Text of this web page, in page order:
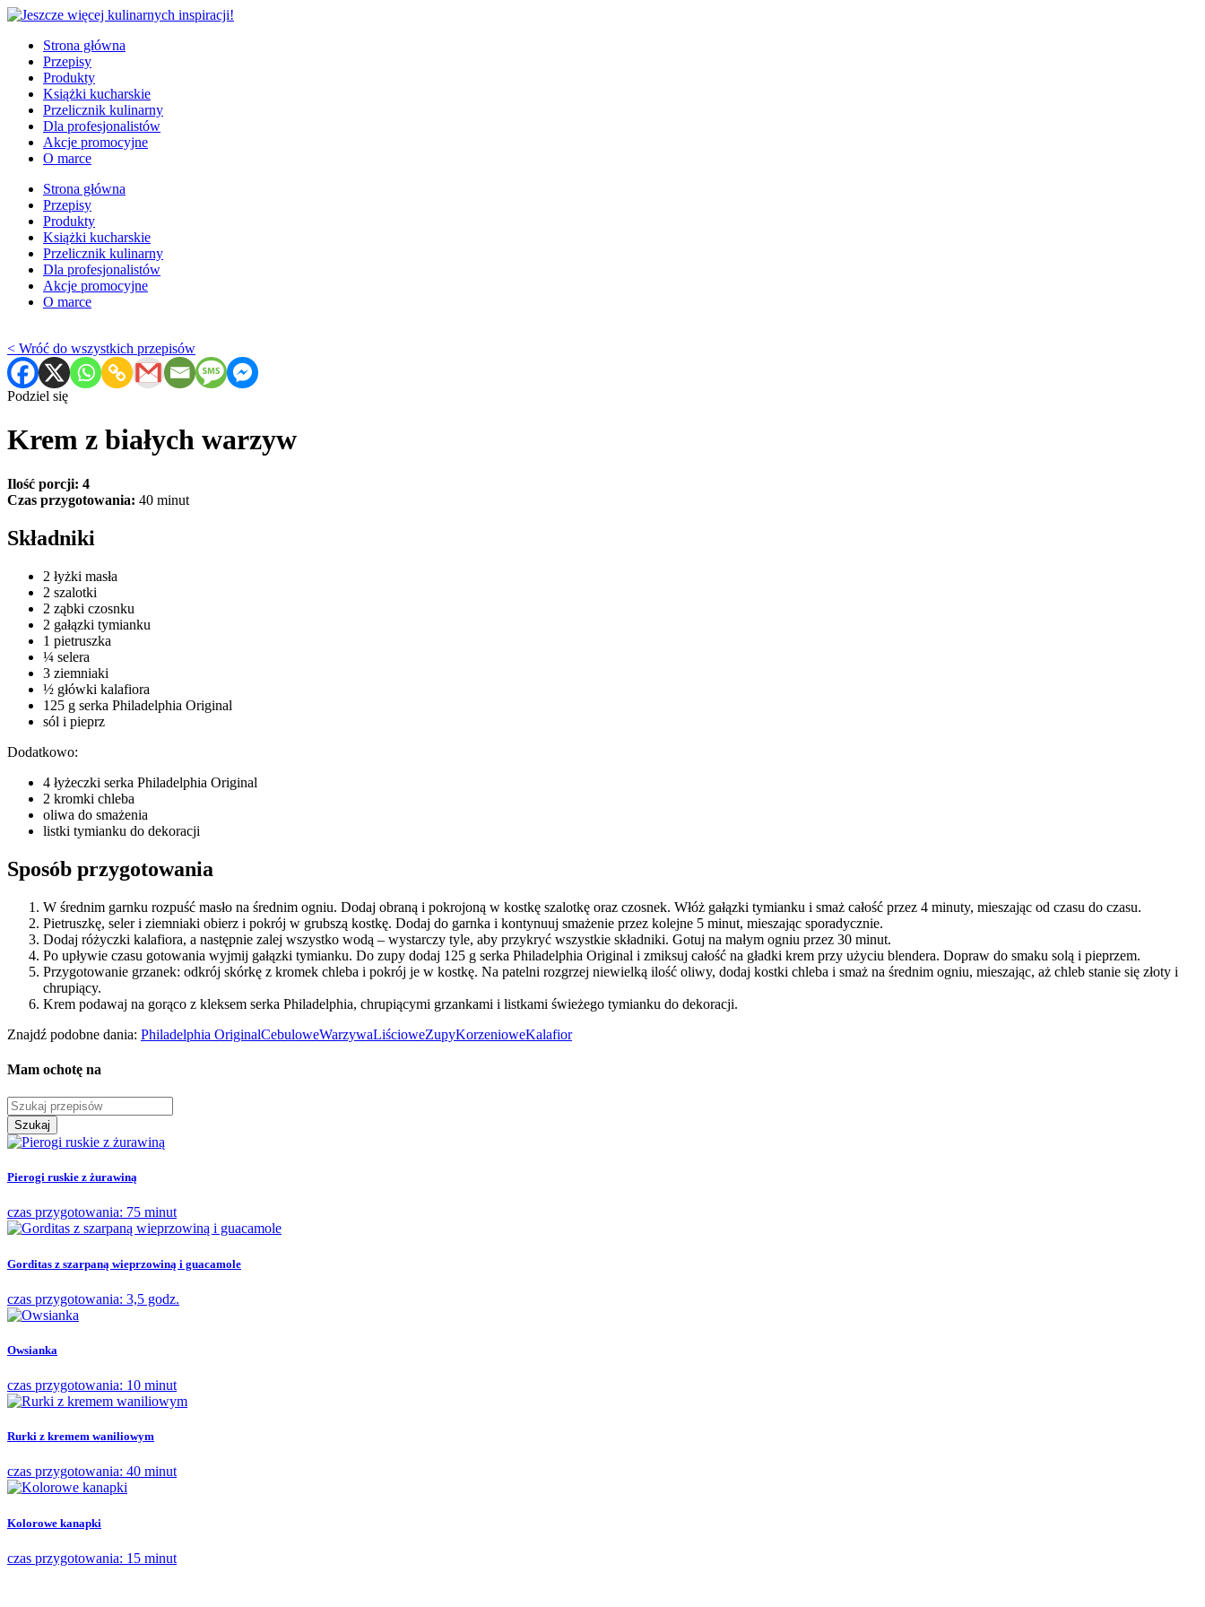
Strona główna
Przepisy
Produkty
Książki kucharskie
Przelicznik kulinarny
Dla profesjonalistów
Akcje promocyjne
O marce
Strona główna
Przepisy
Produkty
Książki kucharskie
Przelicznik kulinarny
Dla profesjonalistów
Akcje promocyjne
O marce
< Wróć do wszystkich przepisów
Podziel się
Krem z białych warzyw
Ilość porcji: 4
Czas przygotowania: 40 minut
Składniki
2 łyżki masła
2 szalotki
2 ząbki czosnku
2 gałązki tymianku
1 pietruszka
¼ selera
3 ziemniaki
½ główki kalafiora
125 g serka Philadelphia Original
sól i pieprz
Dodatkowo:
4 łyżeczki serka Philadelphia Original
2 kromki chleba
oliwa do smażenia
listki tymianku do dekoracji
Sposób przygotowania
W średnim garnku rozpuść masło na średnim ogniu. Dodaj obraną i pokrojoną w kostkę szalotkę oraz czosnek. Włóż gałązki tymianku i smaż całość przez 4 minuty, mieszając od czasu do czasu.
Pietruszkę, seler i ziemniaki obierz i pokrój w grubszą kostkę. Dodaj do garnka i kontynuuj smażenie przez kolejne 5 minut, mieszając sporadycznie.
Dodaj różyczki kalafiora, a następnie zalej wszystko wodą – wystarczy tyle, aby przykryć wszystkie składniki. Gotuj na małym ogniu przez 30 minut.
Po upływie czasu gotowania wyjmij gałązki tymianku. Do zupy dodaj 125 g serka Philadelphia Original i zmiksuj całość na gładki krem przy użyciu blendera. Dopraw do smaku solą i pieprzem.
Przygotowanie grzanek: odkrój skórkę z kromek chleba i pokrój je w kostkę. Na patelni rozgrzej niewielką ilość oliwy, dodaj kostki chleba i smaż na średnim ogniu, mieszając, aż chleb stanie się złoty i
chrupiący.
Krem podawaj na gorąco z kleksem serka Philadelphia, chrupiącymi grzankami i listkami świeżego tymianku do dekoracji.
Znajdź podobne dania: Philadelphia OriginalCebuloweWarzywaLiścioweZupyKorzenioweKalafior
Mam ochotę na
Szukaj
Pierogi ruskie z żurawiną
czas przygotowania: 75 minut
Gorditas z szarpaną wieprzowiną i guacamole
czas przygotowania: 3,5 godz.
Owsianka
czas przygotowania: 10 minut
Rurki z kremem waniliowym
czas przygotowania: 40 minut
Kolorowe kanapki
czas przygotowania: 15 minut